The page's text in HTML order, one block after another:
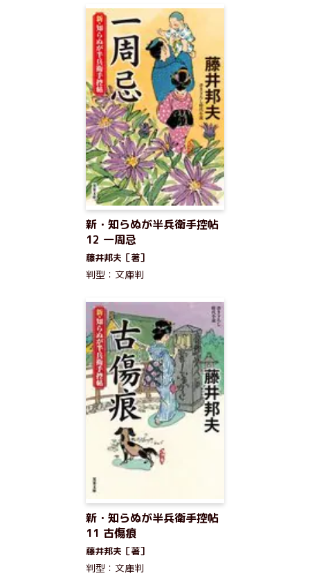
新・知らぬが半兵衛手控帖
12 一周忌
藤井邦夫［著］
判型：文庫判
新・知らぬが半兵衛手控帖
11 古傷痕
藤井邦夫［著］
判型：文庫判